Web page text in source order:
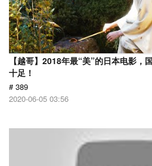
【越哥】2018年最“美”的日本电影，
十足！
# 389
2020-06-05 03:56